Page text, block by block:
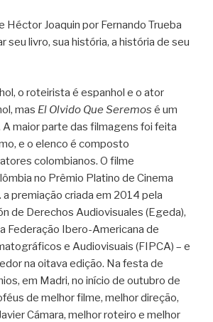
Héctor Joaquin por Fernando Trueba
seu livro, sua história, a história de seu
o roteirista é espanhol e o ator
mas El Olvido Que Seremos é um
maior parte das filmagens foi feita
e o elenco é composto
colombianos. O filme
no Prêmio Platino de Cinema
premiação criada em 2014 pela
de Derechos Audiovisuales (Egeda),
Federação Ibero-Americana de
e Audiovisuais (FIPCA) – e
na oitava edição. Na festa de
em Madri, no início de outubro de
de melhor filme, melhor direção,
Cámara, melhor roteiro e melhor